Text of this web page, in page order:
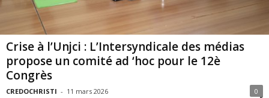
Crise à l’Unjci : L’Intersyndicale des médias
propose un comité ad ‘hoc pour le 12è
Congrès
CREDOCHRISTI - 11 mars 2026 0